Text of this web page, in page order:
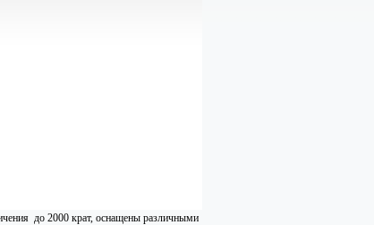
до 2000 крат, оснащены различными